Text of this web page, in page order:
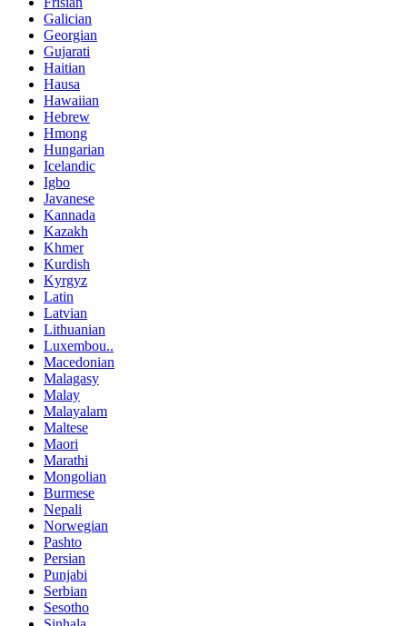
Galician
Georgian
Gujarati
Haitian
Hausa
Hawaiian
Hebrew
Hmong
Hungarian
Icelandic
Igbo
Javanese
Kannada
Kazakh
Khmer
Kurdish
Kyrgyz
Latin
Latvian
Lithuanian
Luxembou..
Macedonian
Malagasy
Malay
Malayalam
Maltese
Maori
Marathi
Mongolian
Burmese
Nepali
Norwegian
Pashto
Persian
Punjabi
Serbian
Sesotho